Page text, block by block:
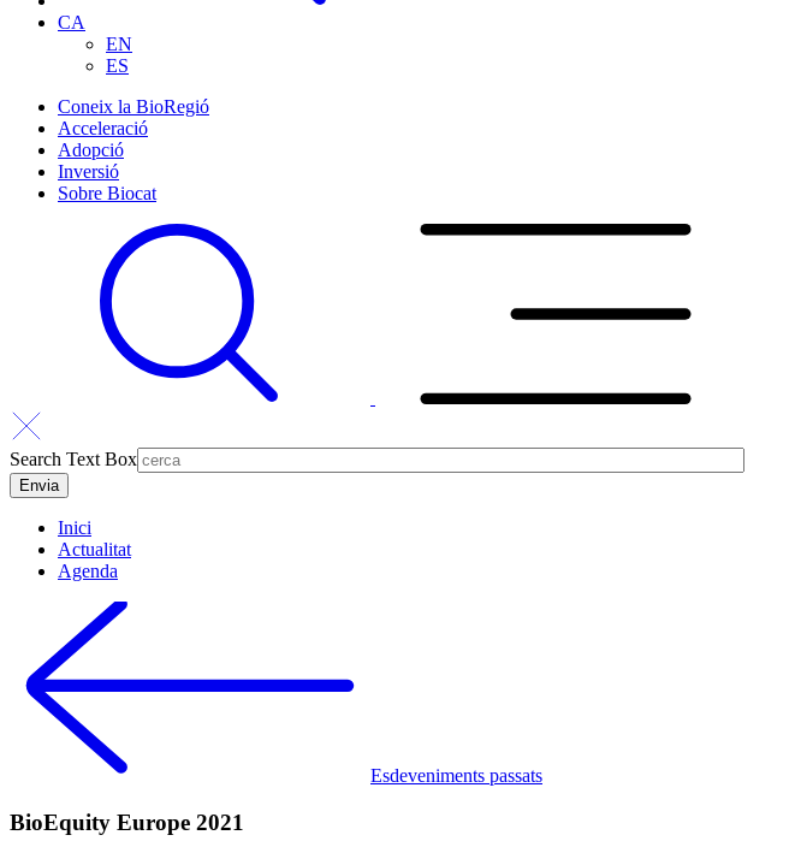
CA
EN
ES
Coneix la BioRegió
Acceleració
Adopció
Inversió
Sobre Biocat
Search Text Box
Inici
Actualitat
Agenda
Esdeveniments passats
BioEquity Europe 2021